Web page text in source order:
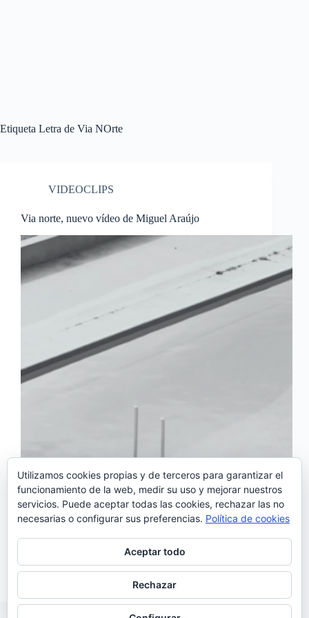
Etiqueta Letra de Via NOrte
VIDEOCLIPS
Via norte, nuevo vídeo de Miguel Araújo
Miguel Araújo estrena vídeo para su nuevo sencillo,
‘Via Norte’, un tema lleno de melancolía extraído de
su último trabajo, el maravilloso «Giesta», uno de
nuestros discos favoritos de 2017. Realizado por
Paulo Bico, el videoclip de ‘Via Norte’, acompaña…
Noemí Sánchez
22/01/2018
Utilizamos cookies propias y de terceros para garantizar el
funcionamiento de la web, medir su uso y mejorar nuestros
servicios. Puede aceptar todas las cookies, rechazar las no
necesarias o configurar sus preferencias. Política de cookies
Aceptar todo
Rechazar